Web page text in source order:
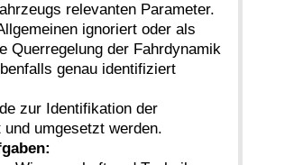
relevanten Parameter.
ignoriert oder als
Querregelung der Fahrdynamik
genau identifiziert
zur Identifikation der
umgesetzt werden.